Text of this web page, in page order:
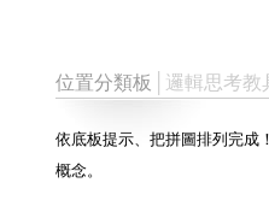
位置分類板 │邏輯思考教
依底板提示、把拼圖排列完成
概念。